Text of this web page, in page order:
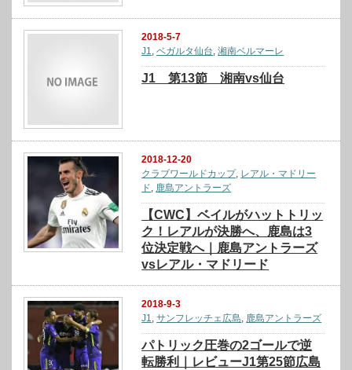
2018-5-7
J1,ベガルタ仙台,湘南ベルマーレ
J1 第13節 湘南vs仙台
2018-12-20
クラブワールドカップ, レアル・マドリー
ド, 鹿島アントラーズ
【CWC】ベイルがハットトリッ
ク！レアルが決勝へ、鹿島は3
位決定戦へ｜鹿島アントラーズ
vsレアル・マドリード
2018-9-3
J1,サンフレッチェ広島, 鹿島アントラーズ
パトリック圧巻の2ゴールで逆
転勝利｜レビューJ1第25節広島